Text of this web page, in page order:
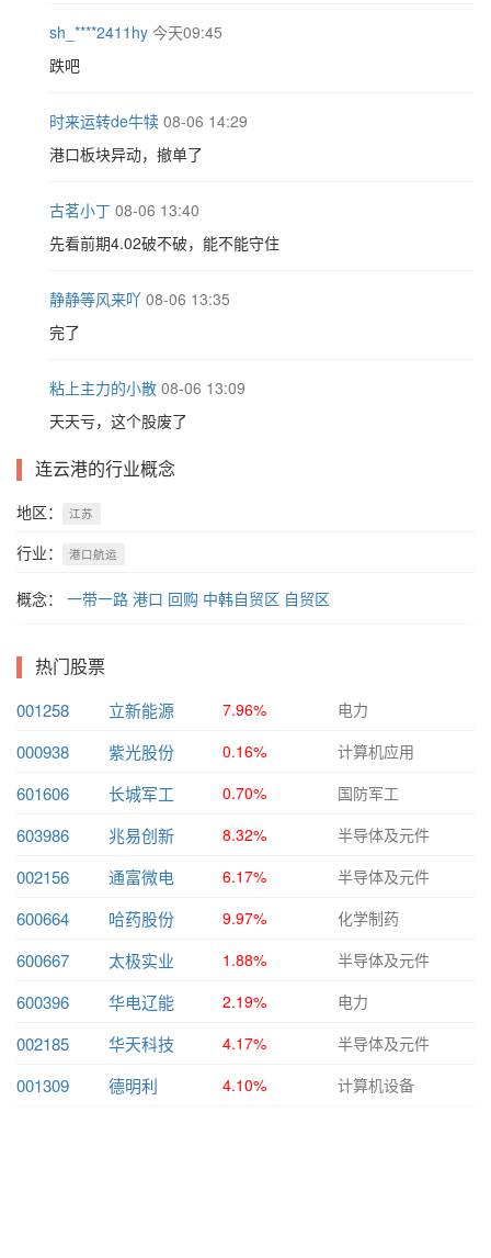
sh_****2411hy 今天09:45
跌吧
时来运转de牛犊 08-06 14:29
港口板块异动，撤单了
古茗小丁 08-06 13:40
先看前期4.02破不破，能不能守住
静静等风来吖 08-06 13:35
完了
粘上主力的小散 08-06 13:09
天天亏，这个股废了
连云港的行业概念
地区： 江苏
行业： 港口航运
概念： 一带一路 港口 回购 中韩自贸区 自贸区
热门股票
001258 立新能源 7.96% 电力
000938 紫光股份 0.16% 计算机应用
601606 长城军工 0.70% 国防军工
603986 兆易创新 8.32% 半导体及元件
002156 通富微电 6.17% 半导体及元件
600664 哈药股份 9.97% 化学制药
600667 太极实业 1.88% 半导体及元件
600396 华电辽能 2.19% 电力
002185 华天科技 4.17% 半导体及元件
001309 德明利 4.10% 计算机设备